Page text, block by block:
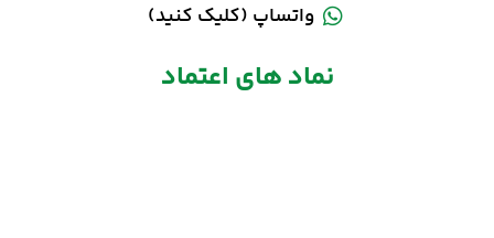
واتساپ (کلیک کنید)
نماد های اعتماد